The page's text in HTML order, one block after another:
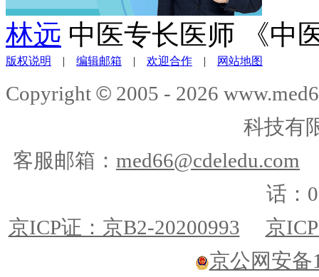
林远 中医专长医师 《中
版权说明 | 编辑邮箱 | 欢迎合作 | 网站地图
Copyright © 2005 - 2026
科技有
客服邮箱： med66@cdeledu.com
话：
京ICP证：京B2-20200993
京
京公网安备